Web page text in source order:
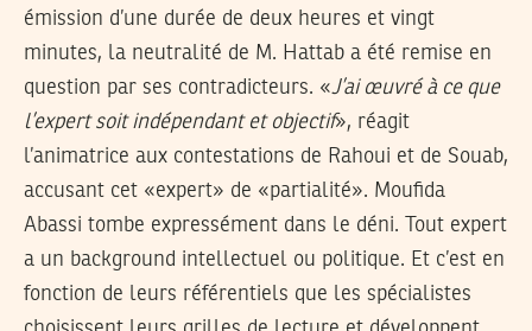
émission d’une durée de deux heures et vingt
minutes, la neutralité de M. Hattab a été remise en
question par ses contradicteurs. «J’ai œuvré à ce que
l’expert soit indépendant et objectif», réagit
l’animatrice aux contestations de Rahoui et de Souab,
accusant cet «expert» de «partialité». Moufida
Abassi tombe expressément dans le déni. Tout expert
a un background intellectuel ou politique. Et c’est en
fonction de leurs référentiels que les spécialistes